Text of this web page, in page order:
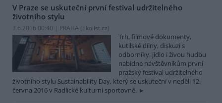
V Praze se uskuteční první festival udržitelného
životního stylu
7.6.2016 00:40 | PRAHA (Ekolist.cz)
Trh, filmové dokumenty,
kutilské dílny, diskuzi s
odborníky, jídlo i živou hudbu
nabídne návštěvníkům první
pražský festival udržitelného
životního stylu Sustainability Day, který se uskuteční v neděli 12.
června 2016 v Radlické kulturní sportovně.